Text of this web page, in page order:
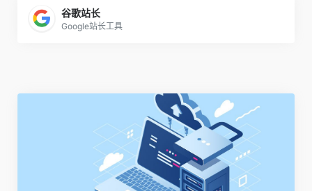
谷歌站长
Google站长工具